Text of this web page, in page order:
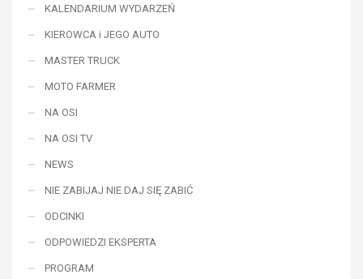
KALENDARIUM WYDARZEŃ
KIEROWCA i JEGO AUTO
MASTER TRUCK
MOTO FARMER
NA OSI
NA OSI TV
NEWS
NIE ZABIJAJ NIE DAJ SIĘ ZABIĆ
ODCINKI
ODPOWIEDZI EKSPERTA
PROGRAM